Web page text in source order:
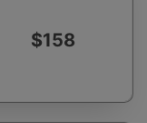
$158